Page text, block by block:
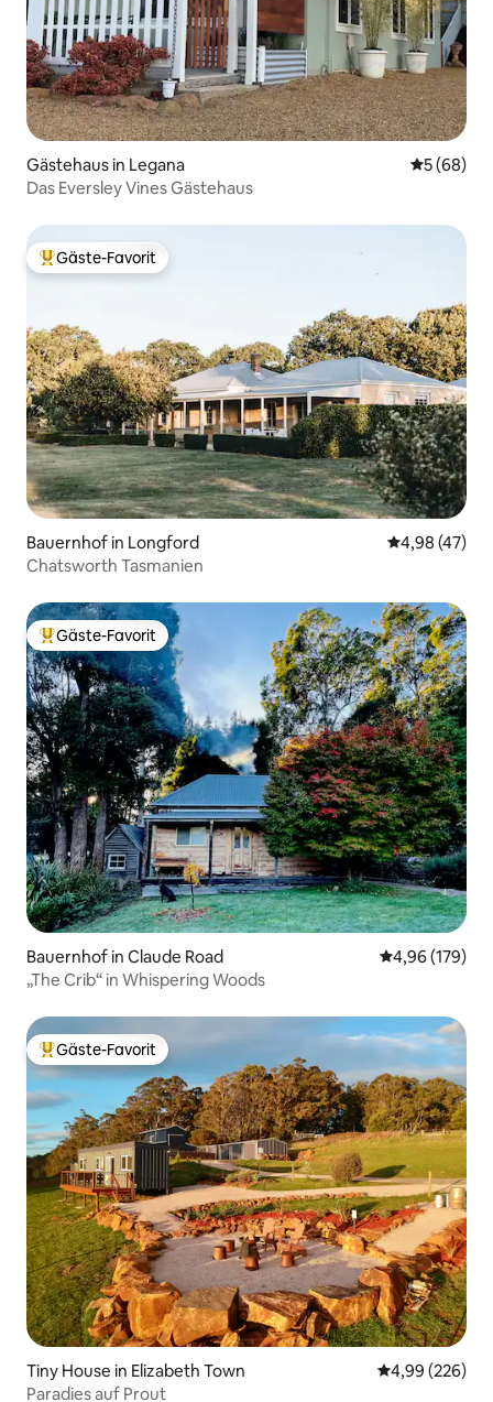
Gästehaus in Legana
5 (68)
Das Eversley Vines Gästehaus
Beliebter Gäste-Favorit.
Gäste-Favorit
Bauernhof in Longford
4,98 (47)
Chatsworth Tasmanien
Beliebter Gäste-Favorit.
Gäste-Favorit
Bauernhof in Claude Road
4,96 (179)
„The Crib“ in Whispering Woods
Beliebter Gäste-Favorit.
Gäste-Favorit
Tiny House in Elizabeth Town
4,99 (226)
Paradies auf Prout